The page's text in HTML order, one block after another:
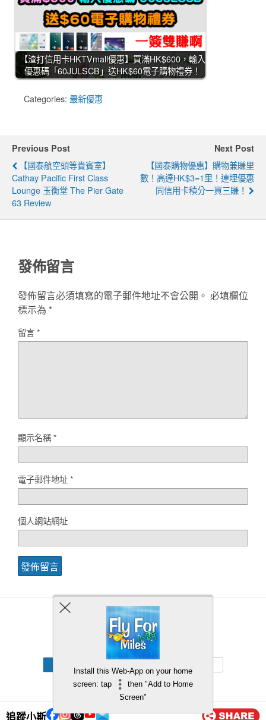
追蹤小斯
【渣打信用卡HKTVmall優惠】買滿HK$600，輸入
優惠碼「60JULSCB」送HK$60電子購物禮券！
Categories: 最新優惠
Previous Post
【國泰航空頭等貴賓室】
Cathay Pacific First Class
Lounge 玉衡堂 The Pier Gate
63 Review
Next Post
【國泰購物優惠】購物兼賺里
數！高達HK$3=1里！連埋優惠
同信用卡積分一買三賺！
發佈留言
發佈留言必須填寫的電子郵件地址不會公開。 必填欄位
標示為 *
留言*
顯示名稱*
電子郵件地址*
個人網站網址
Back to top
Install this Web-App on your home
screen: tap
then "Add to Home
Screen"